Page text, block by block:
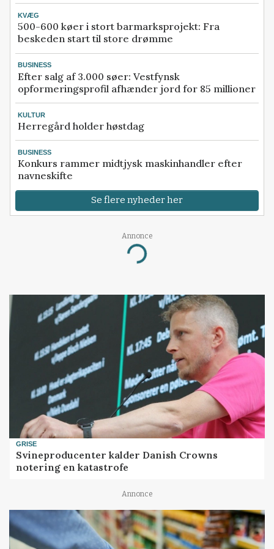
KVÆG
500-600 køer i stort barmarksprojekt: Fra
beskeden start til store drømme
BUSINESS
Efter salg af 3.000 søer: Vestfynsk
opformeringsprofil afhænder jord for 85 millioner
KULTUR
Herregård holder høstdag
BUSINESS
Konkurs rammer midtjysk maskinhandler efter
navneskifte
Se flere nyheder her
Annonce
Loading...
GRISE
Svineproducenter kalder Danish Crowns
notering en katastrofe
Annonce